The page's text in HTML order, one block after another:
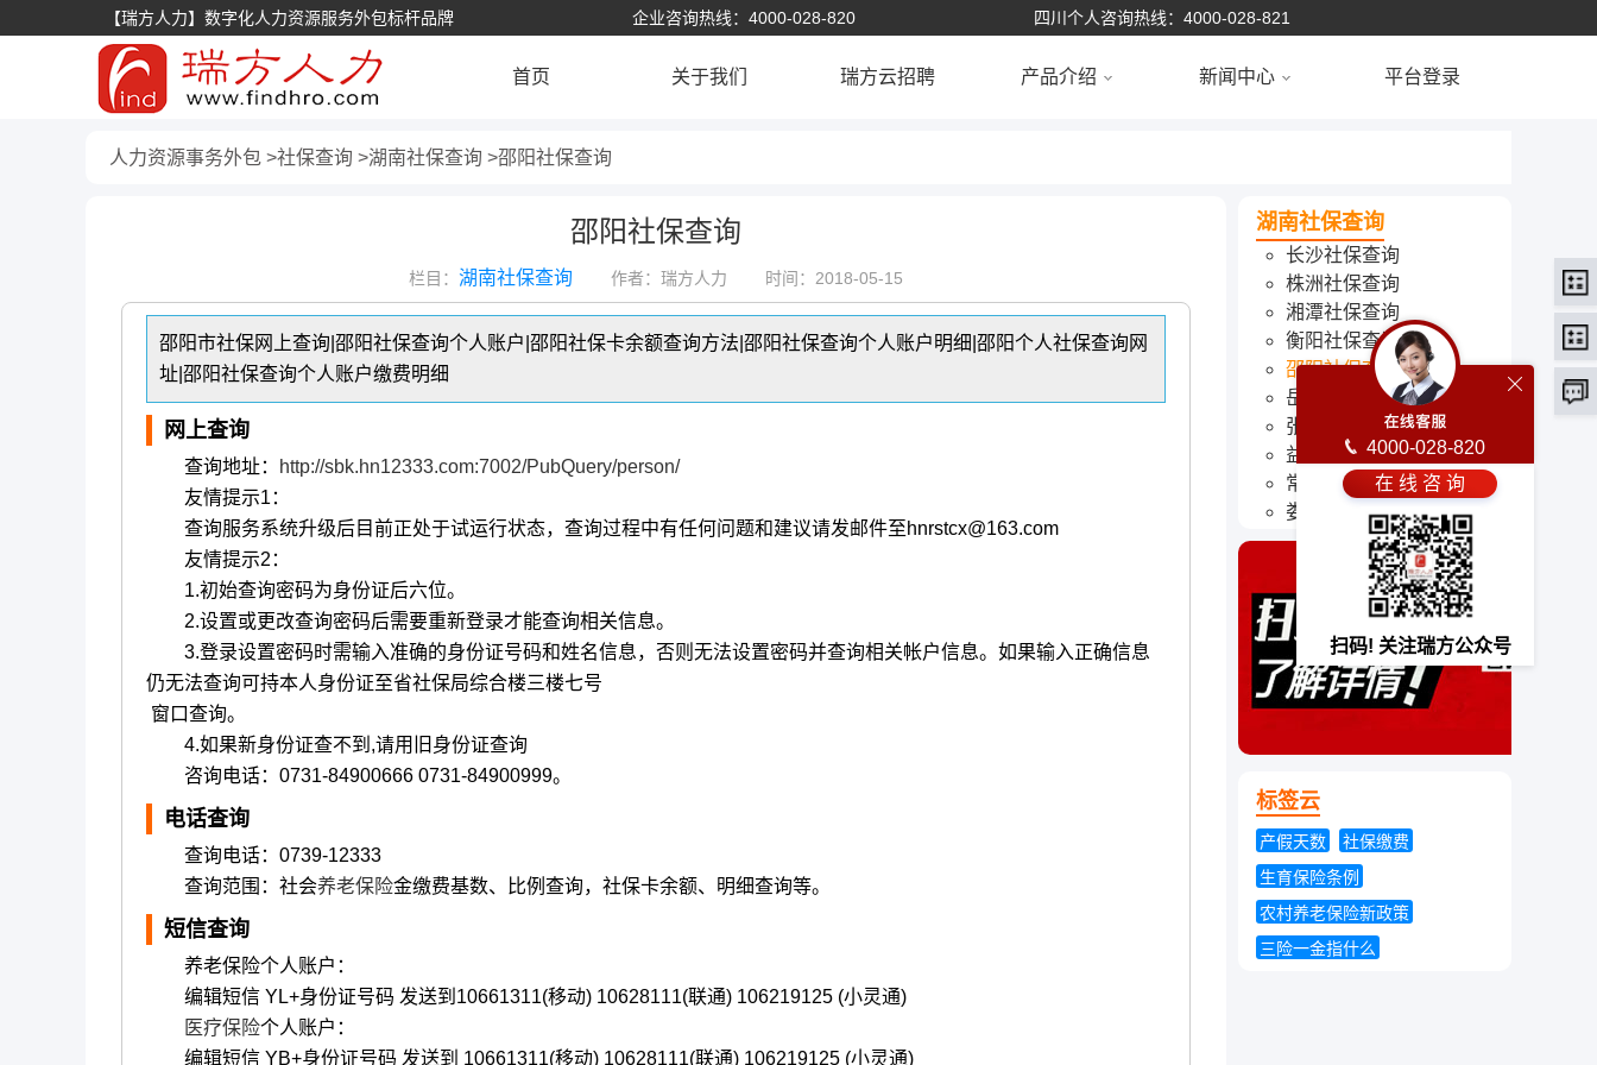
【瑞方人力】数字化人力资源服务外包标杆品牌 企业咨询热线：4000-028-820 四川个人咨询热线：4000-028-821
首页 关于我们 瑞方云招聘 产品介绍 新闻中心 平台登录
人力资源事务外包 社保查询 湖南社保查询 邵阳社保查询
邵阳社保查询
栏目： 湖南社保查询 作者：瑞方人力 时间：2018-05-15
邵阳市社保网上查询|邵阳社保查询个人账户|邵阳社保卡余额查询方法|邵阳社保查询个人账户明细|邵阳个人社保查询网
址|邵阳社保查询个人账户缴费明细
网上查询
查询地址：
http://sbk.hn12333.com:7002/PubQuery/person/
友情提示1：
查询服务系统升级后目前正处于试运行状态，查询过程中有任何问题和建议请发邮件至hnrstcx@163.com
友情提示2：
1.初始查询密码为身份证后六位。
2.设置或更改查询密码后需要重新登录才能查询相关信息。
3.登录设置密码时需输入准确的身份证号码和姓名信息，否则无法设置密码并查询相关帐户信息。如果输入正确信息
仍无法查询可持本人身份证至省社保局综合楼三楼七号
窗口查询。
4.如果新身份证查不到,请用旧身份证查询
咨询电话：0731-84900666 0731-84900999。
电话查询
查询电话：0739-12333
查询范围：社会养老保险金缴费基数、比例查询，社保卡余额、明细查询等。
短信查询
养老保险个人账户：
编辑短信 YL+身份证号码 发送到10661311(移动) 10628111(联通) 106219125 (小灵通)
医疗保险个人账户：
编辑短信 YB+身份证号码 发送到 10661311(移动) 10628111(联通) 106219125 (小灵通)
湖南社保查询
长沙社保查询
株洲社保查询
湘潭社保查询
衡阳社保查询
邵阳社保查询
岳阳社保查询
张家界社保查询
益阳社保查询
常德社保查询
娄底社保查询
郴州社保查询
永州社保查询
怀化社保查询
标签云
产假天数
社保缴费
生育保险条例
农村养老保险新政策
三险一金指什么
4000-028-820
在 线 咨 询
扫码! 关注瑞方公众号